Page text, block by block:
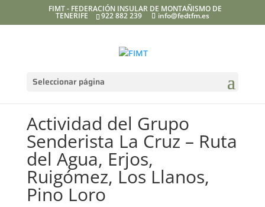
FIMT - FEDERACIÓN INSULAR DE MONTAÑISMO DE
TENERIFE 922 882 239 info@fedtfm.es
Seleccionar página
Actividad del Grupo
Senderista La Cruz – Ruta
del Agua, Erjos,
Ruigómez, Los Llanos,
Pino Loro